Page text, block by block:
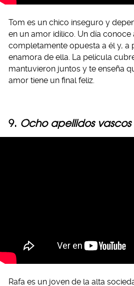
Tom es un chico inseguro y
en un amor idílico. Un día conoce
completamente opuesta a él y, a
enamora de ella. La película
mantuvieron juntos y te enseña
amor tiene un final feliz.
9. Ocho apellidos vascos
Rafa es un joven de la alta